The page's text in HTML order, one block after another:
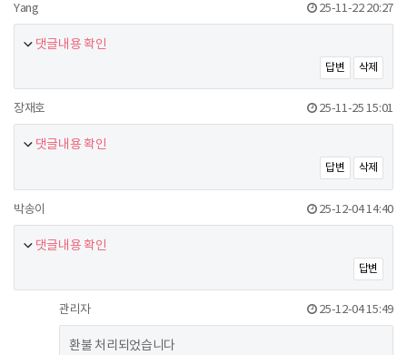
Yang 25-11-22 20:27
댓글내용 확인
답변 삭제
장재호 25-11-25 15:01
댓글내용 확인
답변 삭제
박송이 25-12-04 14:40
댓글내용 확인
답변
관리자 25-12-04 15:49
환불 처리되었습니다